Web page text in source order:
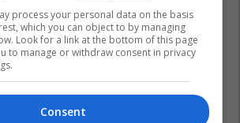
process your personal data on the basis
which you can object to by managing
Look for a link at the bottom of this page
to manage or withdraw consent in privacy
Consent